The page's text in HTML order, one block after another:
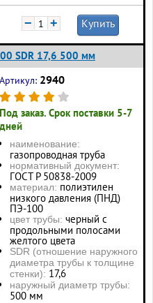
− + Купить
SDR 17,6 500 мм
Артикул: 2940
Под заказ. Срок поставки 5-7
дней
наименование:
газопроводная труба
нормативный документ:
ГОСТ Р 50838-2009
материал: полиэтилен
низкого давления (ПНД)
ПЭ-100
цвет трубы: черный с
продольными полосами
желтого цвета
SDR (отношение наружного
диаметра трубы к толщине
стенки): 17,6
наружный диаметр трубы:
500 мм